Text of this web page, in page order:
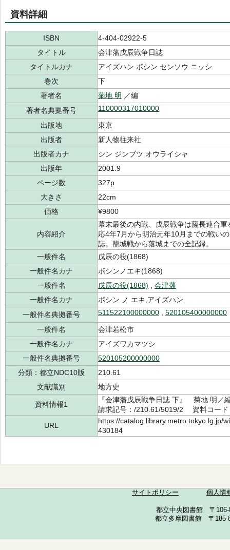
資料詳細
ISBN
4-404-02922-5
タイトル
会津藩戊辰戦争日誌
タイトルカナ
アイズハン ボシン センソウ ニッシ
巻次
下
著者名
菊地 明 ／編
著者名典拠番号
110000317010000
出版地
東京
出版者
新人物往来社
出版者カナ
シン ジンブツ オウライシャ
出版年
2001.9
ページ数
327p
大きさ
22cm
価格
¥9800
内容紹介
幕末最後の内戦、戊辰戦争は薩長連合
応4年7月から明治元年10月までの戦い
誌。籠城戦から落城までの全記録。
一般件名
戊辰の役(1868)
一般件名カナ
ボシンノエキ(1868)
一般件名
戊辰の役(1868)
会津藩
一般件名カナ
ボシン ノ エキ,アイズハン
一般件名典拠番号
511522100000000 520105400000000
一般件名
会津若松市
一般件名カナ
アイズワカマツシ
一般件名典拠番号
520105200000000
分類：都立NDC10版
210.61
文献識別
地方史
資料情報1
『会津藩戊辰戦争日誌 下』 菊地
請求記号：/210.61/5019/2 資料コード
URL
https://catalog.library.metro.tokyo.lg.jp/
430184
サイトポリシー 個人情
都立中央図書館 〒
都立多摩図書館 〒185-